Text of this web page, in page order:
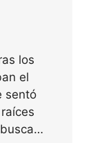
los
el
sentó